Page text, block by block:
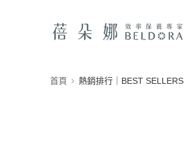
首頁 熱銷排行｜BEST SELLERS